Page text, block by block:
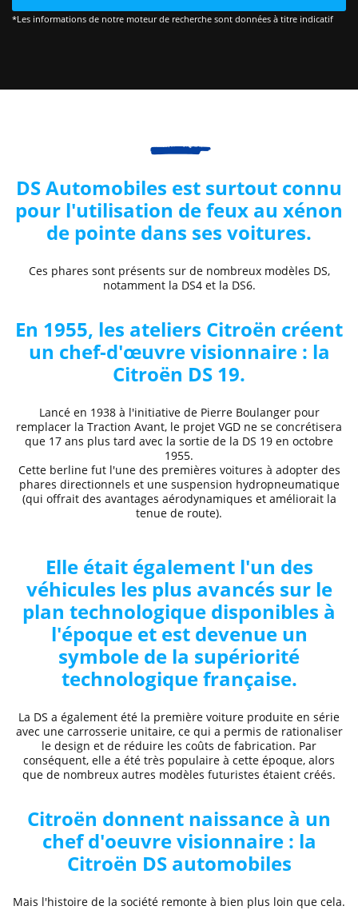
*Les informations de notre moteur de recherche sont données à titre indicatif
DS Automobiles est surtout connu
pour l'utilisation de feux au xénon
de pointe dans ses voitures.
Ces phares sont présents sur de nombreux modèles DS,
notamment la DS4 et la DS6.
En 1955, les ateliers Citroën créent
un chef-d'œuvre visionnaire : la
Citroën DS 19.
Lancé en 1938 à l'initiative de Pierre Boulanger pour
remplacer la Traction Avant, le projet VGD ne se concrétisera
que 17 ans plus tard avec la sortie de la DS 19 en octobre
1955.
Cette berline fut l'une des premières voitures à adopter des
phares directionnels et une suspension hydropneumatique
(qui offrait des avantages aérodynamiques et améliorait la
tenue de route).
Elle était également l'un des
véhicules les plus avancés sur le
plan technologique disponibles à
l'époque et est devenue un
symbole de la supériorité
technologique française.
La DS a également été la première voiture produite en série
avec une carrosserie unitaire, ce qui a permis de rationaliser
le design et de réduire les coûts de fabrication. Par
conséquent, elle a été très populaire à cette époque, alors
que de nombreux autres modèles futuristes étaient créés.
Citroën donnent naissance à un
chef d'oeuvre visionnaire : la
Citroën DS automobiles
Mais l'histoire de la société remonte à bien plus loin que cela.